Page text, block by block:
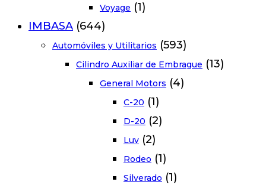
Voyage (1)
IMBASA (644)
Automóviles y Utilitarios (593)
Cilindro Auxiliar de Embrague (13)
General Motors (4)
C-20 (1)
D-20 (2)
Luv (2)
Rodeo (1)
Silverado (1)